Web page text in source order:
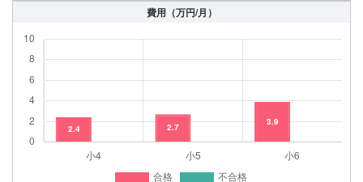
費用（万円/月）